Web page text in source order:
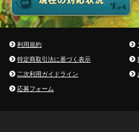
利用規約
特定商取引法に基づく表示
二次利用ガイドライン
応募フォーム